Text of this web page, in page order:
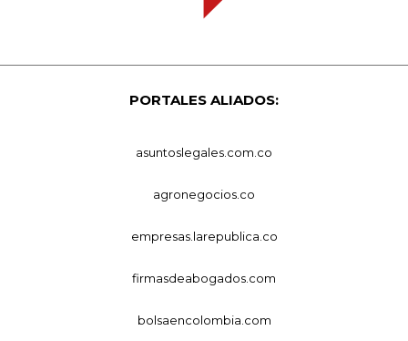
PORTALES ALIADOS:
asuntoslegales.com.co
agronegocios.co
empresas.larepublica.co
firmasdeabogados.com
bolsaencolombia.com